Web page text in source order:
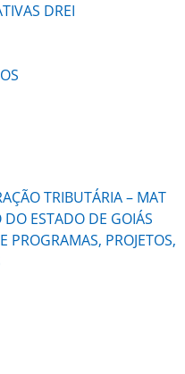
DREI
TRIBUTÁRIA – MAT
ESTADO DE GOIÁS
PROGRAMAS, PROJETOS,